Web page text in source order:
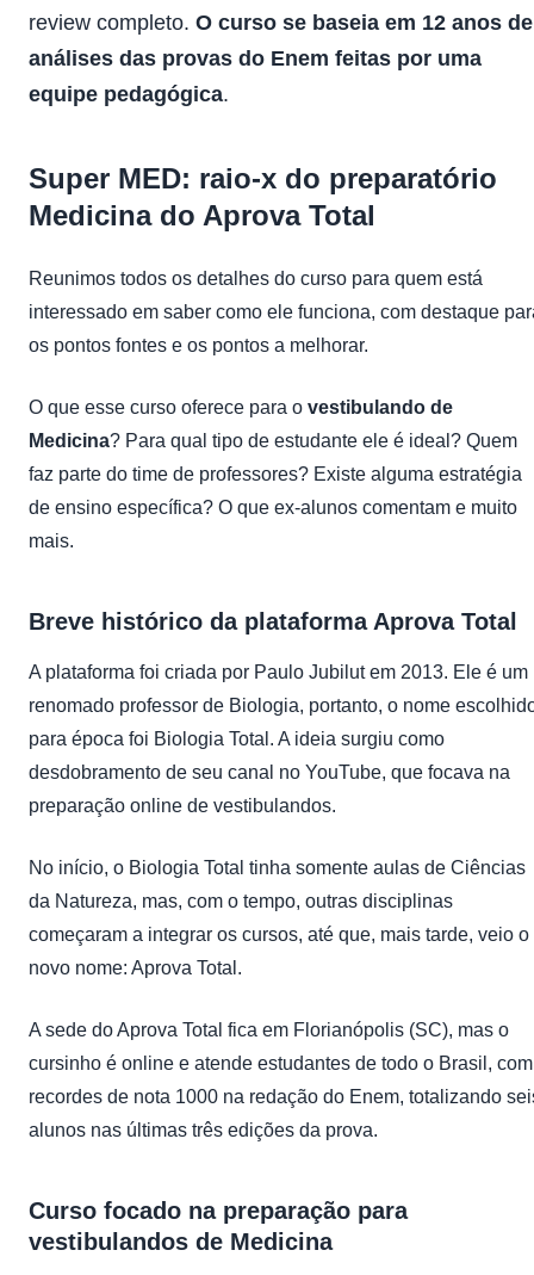
review completo. O curso se baseia em 12 anos de
análises das provas do Enem feitas por uma
equipe pedagógica.
Super MED: raio-x do preparatório
Medicina do Aprova Total
Reunimos todos os detalhes do curso para quem está
interessado em saber como ele funciona, com destaque
os pontos fontes e os pontos a melhorar.
O que esse curso oferece para o vestibulando de
Medicina? Para qual tipo de estudante ele é ideal? Quem
faz parte do time de professores? Existe alguma estratégia
de ensino específica? O que ex-alunos comentam e muito
mais.
Breve histórico da plataforma Aprova Total
A plataforma foi criada por Paulo Jubilut em 2013. Ele é um
renomado professor de Biologia, portanto, o nome
para época foi Biologia Total. A ideia surgiu como
desdobramento de seu canal no YouTube, que focava na
preparação online de vestibulandos.
No início, o Biologia Total tinha somente aulas de Ciências
da Natureza, mas, com o tempo, outras disciplinas
começaram a integrar os cursos, até que, mais tarde, veio o
novo nome: Aprova Total.
A sede do Aprova Total fica em Florianópolis (SC), mas o
cursinho é online e atende estudantes de todo o Brasil, com
recordes de nota 1000 na redação do Enem, totalizando
alunos nas últimas três edições da prova.
Curso focado na preparação para
vestibulandos de Medicina